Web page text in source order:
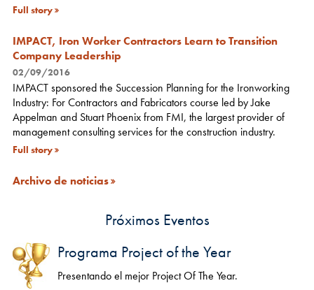
Full story
IMPACT, Iron Worker Contractors Learn to Transition
Company Leadership
02/09/2016
IMPACT sponsored the Succession Planning for the Ironworking
Industry: For Contractors and Fabricators course led by Jake
Appelman and Stuart Phoenix from FMI, the largest provider of
management consulting services for the construction industry.
Full story
Archivo de noticias
Próximos Eventos
Programa Project of the Year
Presentando el mejor Project Of The Year.